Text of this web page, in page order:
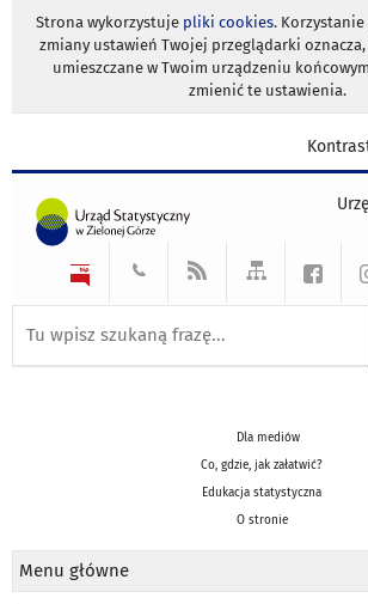
Strona wykorzystuje pliki cookies.
zmiany ustawień Twojej przeglądarki
umieszczane w Twoim urządzeniu
zmienić te ustawienia.
Dla mediów
Co, gdzie, jak załatwić?
Edukacja statystyczna
O stronie
Menu główne